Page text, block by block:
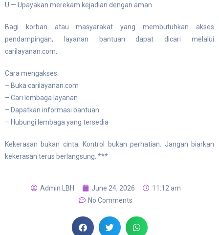
U — Upayakan merekam kejadian dengan aman
Bagi korban atau masyarakat yang membutuhkan akses
pendampingan, layanan bantuan dapat dicari melalui
carilayanan.com.
Cara mengakses:
– Buka carilayanan.com
– Cari lembaga layanan
– Dapatkan informasi bantuan
– Hubungi lembaga yang tersedia
Kekerasan bukan cinta. Kontrol bukan perhatian. Jangan biarkan
kekerasan terus berlangsung. ***
Admin LBH June 24, 2026
11:12 am
No Comments